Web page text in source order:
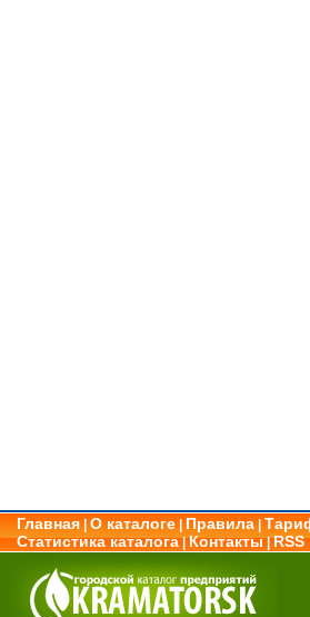
Главная О каталоге Правила
Статистика каталога|Контакты|RSS